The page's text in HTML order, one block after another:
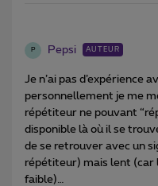
P Pepsi AUTEUR
Je n’ai pas d’expérience
personnellement je me
répétiteur ne pouvant
disponible là où il se
de se retrouver avec un
répétiteur) mais lent (car
faible)…